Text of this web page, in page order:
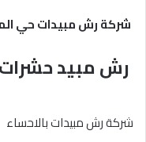
شركة رش مبيدات حي
رش مبيد حشرات
شركة رش مبيدات بالاحساء